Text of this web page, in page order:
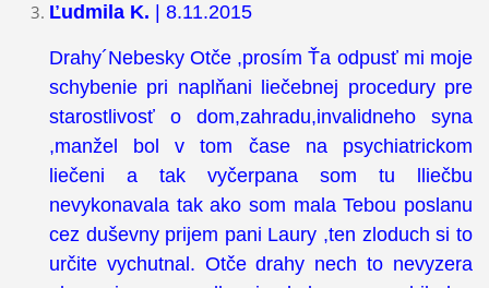
Ľudmila K. | 8.11.2015
Drahy´Nebesky Otče ,prosím Ťa odpusť mi moje
schybenie pri naplňani liečebnej procedury pre
starostlivosť o dom,zahradu,invalidneho syna
,manžel bol v tom čase na psychiatrickom
liečeni a tak vyčerpana som tu lliečbu
nevykonavala tak ako som mala Tebou poslanu
cez duševny prijem pani Laury ,ten zloduch si to
určite vychutnal. Otče drahy nech to nevyzera